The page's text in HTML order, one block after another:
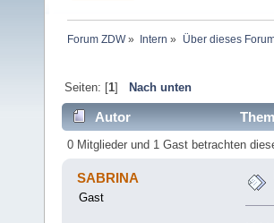
Forum ZDW» Intern » Über dieses
Seiten: [1] Nach unten
Autor
0 Mitglieder und 1 Gast betrachten
SABRINA
Gast